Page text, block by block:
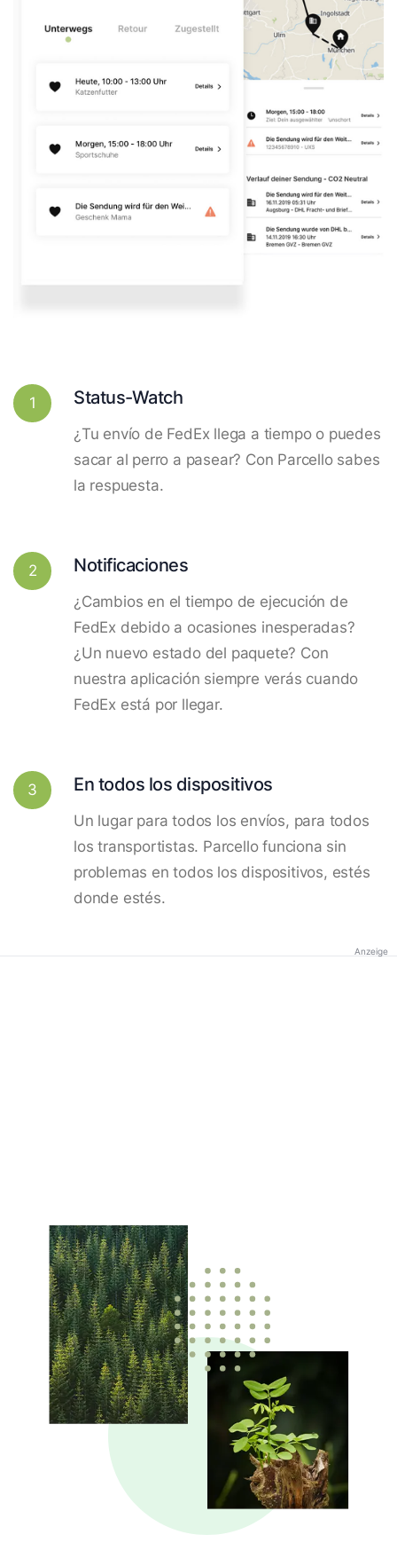
1 Status-Watch
¿Tu envío de FedEx llega a tiempo o puedes
sacar al perro a pasear? Con Parcello sabes
la respuesta.
2 Notificaciones
¿Cambios en el tiempo de ejecución de
FedEx debido a ocasiones inesperadas?
¿Un nuevo estado del paquete? Con
nuestra aplicación siempre verás cuando
FedEx está por llegar.
3 En todos los dispositivos
Un lugar para todos los envíos, para todos
los transportistas. Parcello funciona sin
problemas en todos los dispositivos, estés
donde estés.
Anzeige